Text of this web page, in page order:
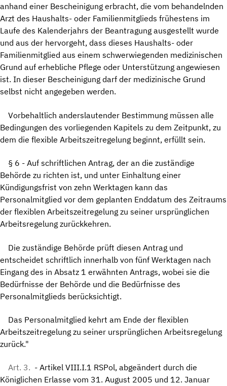
anhand einer Bescheinigung erbracht, die vom behandelnden
Arzt des Haushalts- oder Familienmitglieds frühestens im
Laufe des Kalenderjahrs der Beantragung ausgestellt wurde
und aus der hervorgeht, dass dieses Haushalts- oder
Familienmitglied aus einem schwerwiegenden medizinischen
Grund auf erhebliche Pflege oder Unterstützung angewiesen
ist. In dieser Bescheinigung darf der medizinische Grund
selbst nicht angegeben werden.
Vorbehaltlich anderslautender Bestimmung müssen alle
Bedingungen des vorliegenden Kapitels zu dem Zeitpunkt, zu
dem die flexible Arbeitszeitregelung beginnt, erfüllt sein.
§ 6 - Auf schriftlichen Antrag, der an die zuständige
Behörde zu richten ist, und unter Einhaltung einer
Kündigungsfrist von zehn Werktagen kann das
Personalmitglied vor dem geplanten Enddatum des Zeitraums
der flexiblen Arbeitszeitregelung zu seiner ursprünglichen
Arbeitsregelung zurückkehren.
Die zuständige Behörde prüft diesen Antrag und
entscheidet schriftlich innerhalb von fünf Werktagen nach
Eingang des in Absatz 1 erwähnten Antrags, wobei sie die
Bedürfnisse der Behörde und die Bedürfnisse des
Personalmitglieds berücksichtigt.
Das Personalmitglied kehrt am Ende der flexiblen
Arbeitszeitregelung zu seiner ursprünglichen Arbeitsregelung
zurück."
Art. 3. - Artikel VIII.I.1 RSPol, abgeändert durch die
Königlichen Erlasse vom 31. August 2005 und 12. Januar